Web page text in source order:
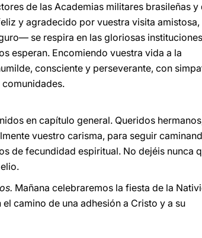
de las Academias militares brasileñas y
y agradecido por vuestra visita amistosa,
se respira en las gloriosas
esperan. Encomiendo vuestra vida a la
consciente y perseverante, con
en capítulo general. Queridos
vuestro carisma, para seguir
de fecundidad espiritual. No dejéis nunca
Mañana celebraremos la fiesta de la
camino de una adhesión a Cristo y a su